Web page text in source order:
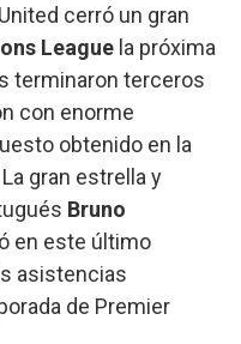
cerró un gran
League la próxima
terminaron terceros
con enorme
obtenido en la
gran estrella y
Bruno
en este último
asistencias
de Premier